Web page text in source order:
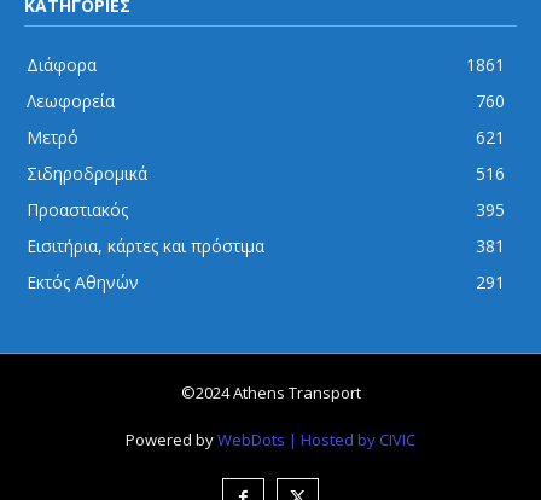
ΚΑΤΗΓΟΡΙΕΣ
Διάφορα
1861
Λεωφορεία
760
Μετρό
621
Σιδηροδρομικά
516
Προαστιακός
395
Εισιτήρια, κάρτες και πρόστιμα
381
Εκτός Αθηνών
291
©2024 Athens Transport
Powered byWebDots | Hosted by CIVIC